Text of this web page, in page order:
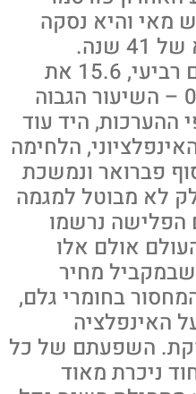
מאי והיא נסקה
לרמה של 8.6% – שיא של 41 שנה.
בתגובה העלה הפד ביום רביעי, 15.6 את
הריבית במשק ב-0.75% – השיעור הגבוה
1994 ועל פי ההערכות, היד עוד
הלחימה
פברואר ונמשכת
לא מבוטל למגמה
הפלישה נרשמו
אולם אלו
מחיר
בחומרי גלם,
האינפלציה
השפעתם של כל
ניכרת מאוד